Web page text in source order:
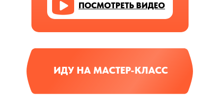
ПОСМОТРЕТЬ ВИДЕО
ИДУ НА МАСТЕР-КЛАСС